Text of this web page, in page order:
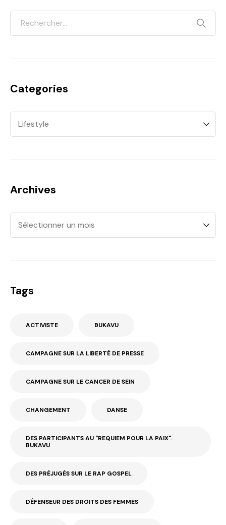
Categories
Archives
Tags
ACTIVISTE BUKAVU
CAMPAGNE SUR LA LIBERTÉ DE PRESSE
CAMPAGNE SUR LE CANCER DE SEIN
CHANGEMENT DANSE
DES PARTICIPANTS AU "REQUIEM POUR LA PAIX".
BUKAVU
DES PRÉJUGÉS SUR LE RAP GOSPEL
DÉFENSEUR DES DROITS DES FEMMES